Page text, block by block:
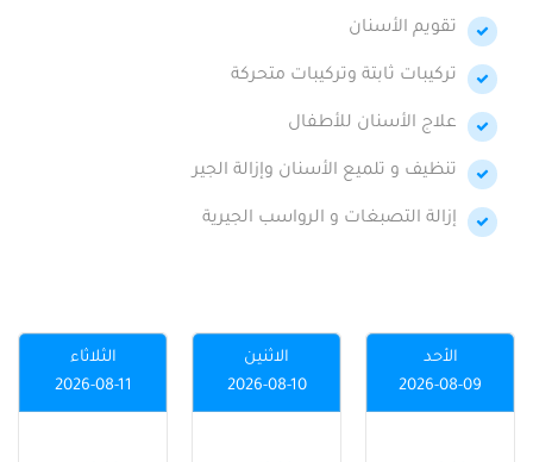
تقويم الأسنان
تركيبات ثابتة وتركيبات متحركة
علاج الأسنان للأطفال
تنظيف و تلميع الأسنان وإزالة الجير
إزالة التصبغات و الرواسب الجيرية
الأحد
2026-08-09
الاثنين
2026-08-10
الثلاثاء
2026-08-11